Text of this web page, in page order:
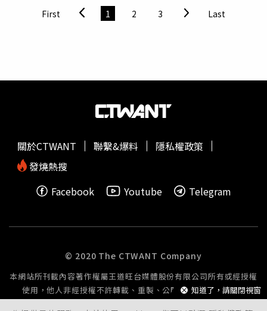
體感更好，也為自己省下許多時間。這次接到年度代言，孫
淑媚直呼非常開心，開玩笑說這下子連自己的保養開銷都省
材，現場更自信露出驚人腹肌。被問到如何維持身材，她大
法：坐在椅子上時，利用核心力量將膝蓋往上抬，感受肚子
就能神不知鬼不覺地鍛鍊。睡前加強法：睡
子有痠痛感時才會休息，超強自律令人佩服。（圖／取自
shumaysun IG）膠原蛋白粉重度使用者！自律作息打造好
原蛋白粉重度使用者」。不過她特別提醒大家，挑選時一定
shumaysun IG）拒絕容貌焦慮！金曲歌后用智慧定義美：
選擇善良真的會變漂亮擁有被時間遺忘的凍齡容貌，孫淑媚
在現場也感性分享，自己私底下其實完全不會有容貌焦慮。
她認為，現代女性的美，是由內心、智慧與善良共同帶來的
累積，最後她更告訴大家「保持心情愉悅、保持正能量、選
First 1 2 3 Last
知道了，請關閉視窗
關於CTWANT 聯繫&爆料
隱私權政策
發燒熱搜
Facebook
Youtube Telegram
© 2020 The CTWANT Company
本網站所刊載內容著作權屬王道旺台媒體股份有限公司所有或經授權
使用，他人非經授權不許轉載、重製、公開播送或公開傳輸。